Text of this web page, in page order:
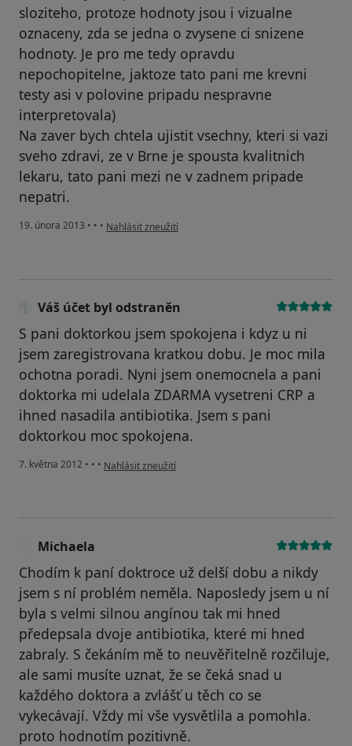
sloziteho, protoze hodnoty jsou i vizualne
oznaceny, zda se jedna o zvysene ci snizene
hodnoty. Je pro me tedy opravdu
nepochopitelne, jaktoze tato pani me krevni
testy asi v polovine pripadu nespravne
interpretovala)
Na zaver bych chtela ujistit vsechny, kteri si vazi
sveho zdravi, ze v Brne je spousta kvalitnich
lekaru, tato pani mezi ne v zadnem pripade
nepatri.
19. února 2013 • • • podle názoru uživatele Váš účet byl odstraněn
Nahlásit zneužití
Váš účet byl odstraněn
S pani doktorkou jsem spokojena i kdyz u ni
jsem zaregistrovana kratkou dobu. Je moc mila
ochotna poradi. Nyni jsem onemocnela a pani
doktorka mi udelala ZDARMA vysetreni CRP a
ihned nasadila antibiotika. Jsem s pani
doktorkou moc spokojena.
7. května 2012 • • • podle názoru uživatele Váš účet byl odstraněn
Nahlásit zneužití
Michaela
Chodím k paní doktroce už delší dobu a nikdy
jsem s ní problém neměla. Naposledy jsem u ní
byla s velmi silnou angínou tak mi hned
předepsala dvoje antibiotika, které mi hned
zabraly. S čekáním mě to neuvěřitelně rozčiluje,
ale sami musíte uznat, že se čeká snad u
každého doktora a zvlášť u těch co se
vykecávají. Vždy mi vše vysvětlila a pomohla.
proto hodnotím pozitivně.